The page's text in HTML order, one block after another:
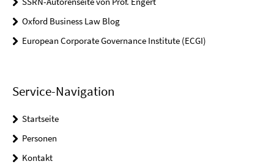
Oxford Business Law Blog
European Corporate Governance Institute (ECGI)
Service-Navigation
Startseite
Personen
Kontakt